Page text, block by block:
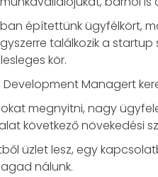
építettünk ügyfélkört,
találkozik a
kör.
Managert
megnyitni, nagy
következő növekedési
üzlet lesz, egy
nálunk.